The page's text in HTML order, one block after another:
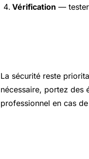
Vérification — tester
La sécurité reste
nécessaire, portez des
professionnel en cas